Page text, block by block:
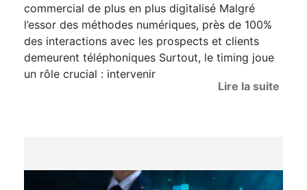
commercial de plus en plus digitalisé Malgré
l’essor des méthodes numériques, près de 100%
des interactions avec les prospects et clients
demeurent téléphoniques Surtout, le timing joue
un rôle crucial : intervenir
Lire la suite